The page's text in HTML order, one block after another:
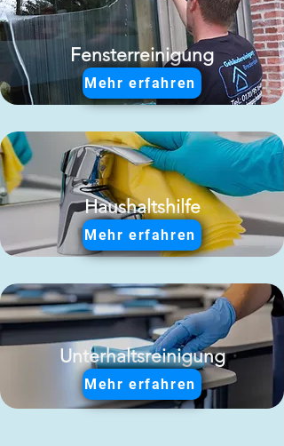
Fensterreinigung
Mehr erfahren
Haushaltshilfe
Mehr erfahren
Unterhaltsreinigung
Mehr erfahren